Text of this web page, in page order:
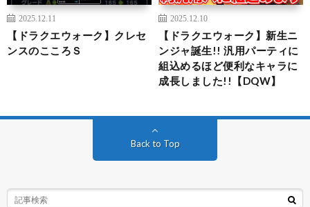
2025.12.11
【ドラクエウォーク】クレセ
ンスのこころＳ
2025.12.10
【ドラクエウォーク】新生ニ
ンジャ誕生!! 汎用パーティに
組込めるほど便利なキャラに
成長しました!!【DQW】
Back to Top